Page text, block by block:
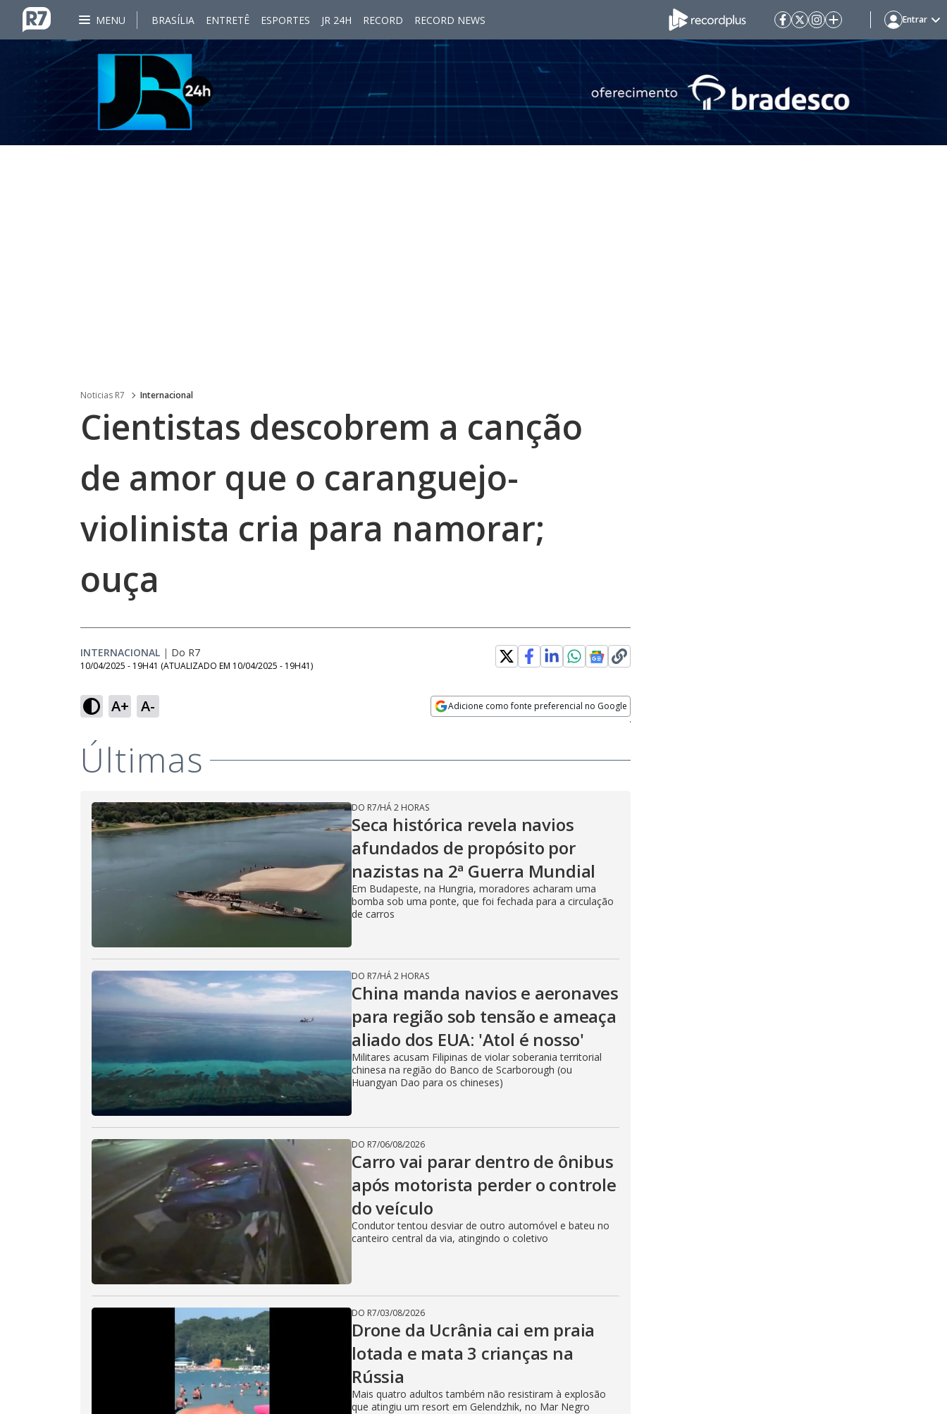
MENU BRASÍLIA ENTRETÊ ESPORTES JR 24H RECORD RECORD NEWS Entrar
Noticias R7 Internacional
Cientistas descobrem a canção
de amor que o caranguejo-
violinista cria para namorar;
ouça
INTERNACIONAL | Do R7
10/04/2025 - 19H41 (ATUALIZADO EM 10/04/2025 - 19H41)
A+ A- Adicione como fonte preferencial no Google
Ativar
Som
Velocidade
Últimas
DO R7/HÁ 2 HORAS
Seca histórica revela navios
afundados de propósito por
nazistas na 2ª Guerra Mundial
Em Budapeste, na Hungria, moradores acharam uma
bomba sob uma ponte, que foi fechada para a circulação
de carros
DO R7/HÁ 2 HORAS
China manda navios e aeronaves
para região sob tensão e ameaça
aliado dos EUA: 'Atol é nosso'
Militares acusam Filipinas de violar soberania territorial
chinesa na região do Banco de Scarborough (ou
Huangyan Dao para os chineses)
DO R7/06/08/2026
Carro vai parar dentro de ônibus
após motorista perder o controle
do veículo
Condutor tentou desviar de outro automóvel e bateu no
canteiro central da via, atingindo o coletivo
DO R7/03/08/2026
Drone da Ucrânia cai em praia
lotada e mata 3 crianças na
Rússia
Mais quatro adultos também não resistiram à explosão
que atingiu um resort em Gelendzhik, no Mar Negro